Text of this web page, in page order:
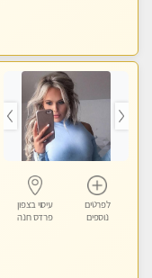
לפרטים
נוספים
עיסוי בצפון
פרדס חנה